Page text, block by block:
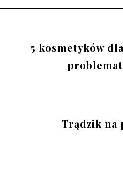
5 kosmetyków
Trądzik na